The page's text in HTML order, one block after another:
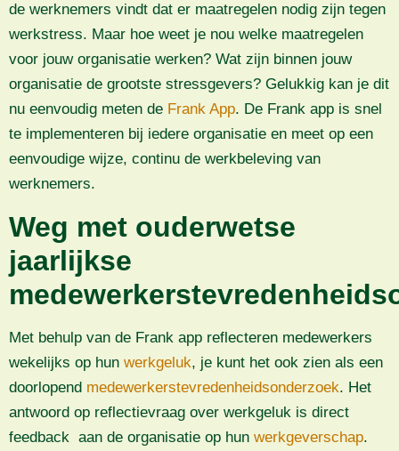
de werknemers vindt dat er maatregelen nodig zijn tegen
werkstress. Maar hoe weet je nou welke maatregelen
voor jouw organisatie werken? Wat zijn binnen jouw
organisatie de grootste stressgevers? Gelukkig kan je dit
nu eenvoudig meten de Frank App. De Frank app is snel
te implementeren bij iedere organisatie en meet op een
eenvoudige wijze, continu de werkbeleving van
werknemers.
Weg met ouderwetse
jaarlijkse
Met behulp van de Frank app reflecteren medewerkers
wekelijks op hun werkgeluk, je kunt het ook zien als een
doorlopend medewerkerstevredenheidsonderzoek. Het
antwoord op reflectievraag over werkgeluk is direct
feedback aan de organisatie op hun werkgeverschap.